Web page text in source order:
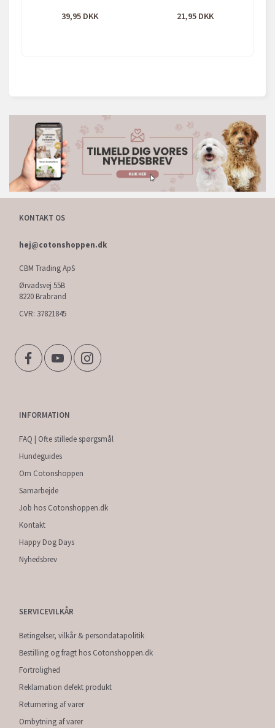
39,95 21,95
KONTAKT OS
hej@cotonshoppen.dk
CBM Trading ApS
Ørvadsvej 55B
8220 Brabrand
CVR: 37821845
INFORMATION
FAQ | Ofte stillede spørgsmål
Hundeguides
Om Cotonshoppen
Samarbejde
Job hos Cotonshoppen.dk
Kontakt
Happy Dog Days
Nyhedsbrev
SERVICEVILKÅR
Betingelser, vilkår & persondatapolitik
Bestilling og fragt hos Cotonshoppen.dk
Fortrolighed
Reklamation defekt produkt
Returnering af varer
Ombytning af varer